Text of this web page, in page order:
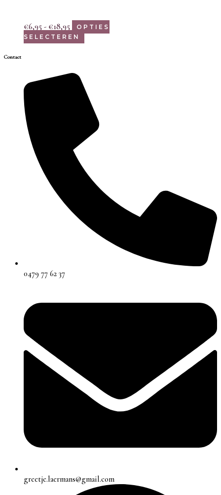
€6,95 - €18,95
OPTIES
SELECTEREN
Contact
0479 77 62 37
greetje.laermans@gmail.com